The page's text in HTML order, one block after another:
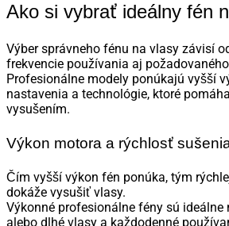
Ako si vybrať ideálny fén
Výber správneho fénu na vlasy závisí
frekvencie používania aj
Profesionálne modely ponúkajú vyšší
nastavenia a technológie, ktoré
vysušením.
Výkon motora a rýchlosť
Čím vyšší výkon fén ponúka, tým
dokáže vysušiť vlasy.
Výkonné profesionálne fény sú ideálne
alebo dlhé vlasy a každodenné